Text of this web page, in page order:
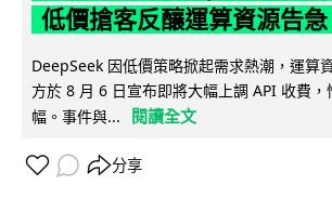
低價搶客反釀運算資源告急
DeepSeek 因低價策略掀起需求熱潮，運算
方於 8 月 6 日宣布即將大幅上調 API 收費，
幅。事件與...
閱讀全文
分享